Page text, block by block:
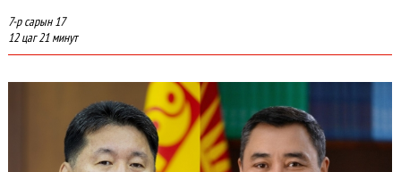
7-р сарын 17
12 цаг 21 минут